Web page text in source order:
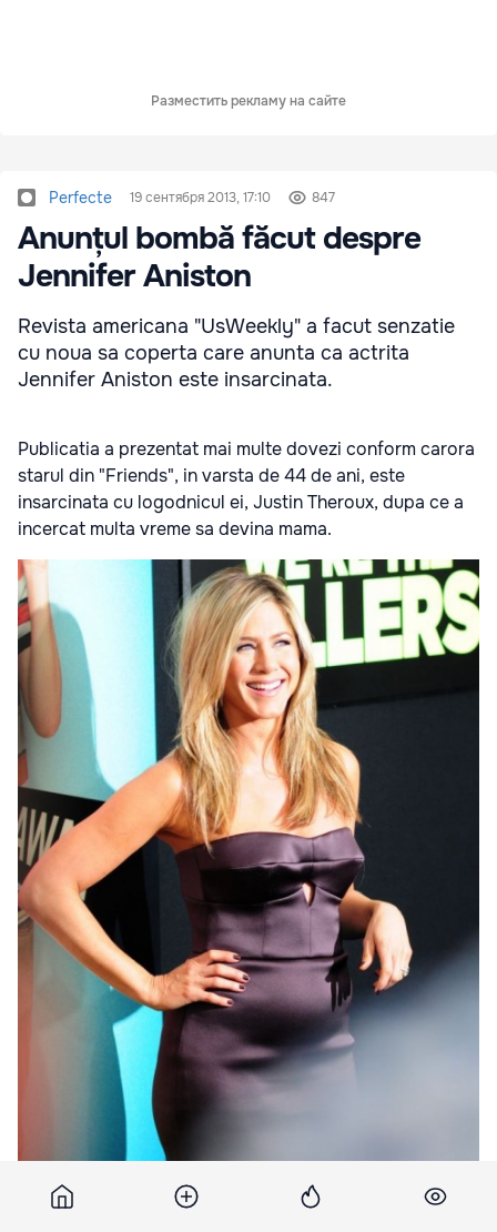
Разместить рекламу на сайте
Perfecte 19 сентября 2013, 17:10 847
Anunțul bombă făcut despre
Jennifer Aniston
Revista americana "UsWeekly" a facut senzatie
cu noua sa coperta care anunta ca actrita
Jennifer Aniston este insarcinata.
Publicatia a prezentat mai multe dovezi conform carora
starul din "Friends", in varsta de 44 de ani, este
insarcinata cu logodnicul ei, Justin Theroux, dupa ce a
incercat multa vreme sa devina mama.